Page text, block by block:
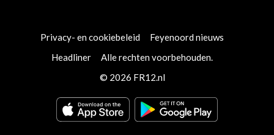
Privacy- en cookiebeleid
Feyenoord nieuws
Headliner
Alle rechten voorbehouden.
© 2026 FR12.nl